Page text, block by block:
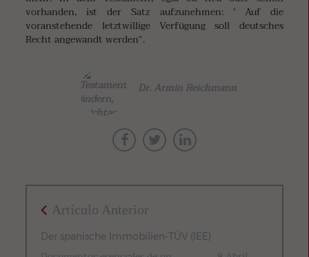
vorhanden, ist der Satz aufzunehmen: ' Auf die
voranstehende letztwillige Verfügung soll deutsches
Recht angewandt werden“.
Dr. Armin Reichmann
Artículo Anterior
Der spanische Immobilien-TÜV (IEE)